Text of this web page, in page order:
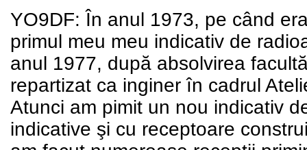
YO9DF: În anul 1973, pe când
primul meu meu indicativ de
anul 1977, după absolvirea
repartizat ca inginer în cadrul
Atunci am pimit un nou indicativ
indicative şi cu receptoare